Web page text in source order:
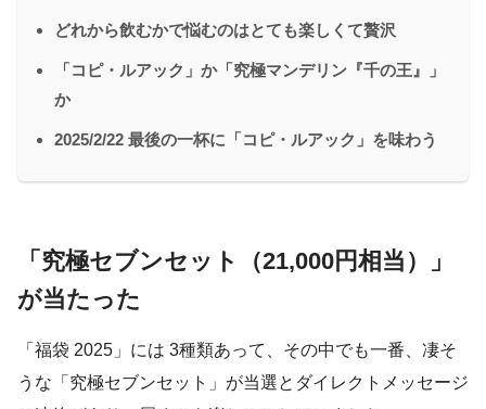
どれから飲むかで悩むのはとても楽しくて贅沢
「コピ・ルアック」か「究極マンデリン『千の王』」
か
2025/2/22 最後の一杯に「コピ・ルアック」を味わう
「究極セブンセット（21,000円相当）」
が当たった
「福袋 2025」には 3種類あって、その中でも一番、凄そ
うな「究極セブンセット」が当選とダイレクトメッセージ